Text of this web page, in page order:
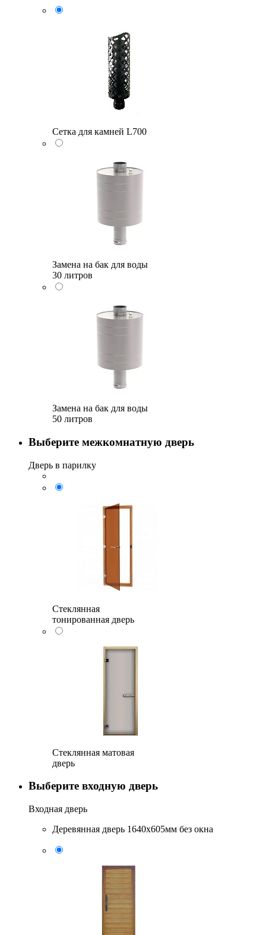
Сетка для камней L700
Замена на бак для воды
30 литров
Замена на бак для воды
50 литров
Выберите межкомнатную дверь
Дверь в парилку
Стеклянная
тонированная дверь
Стеклянная матовая
дверь
Выберите входную дверь
Входная дверь
Деревянная дверь 1640x605мм без окна